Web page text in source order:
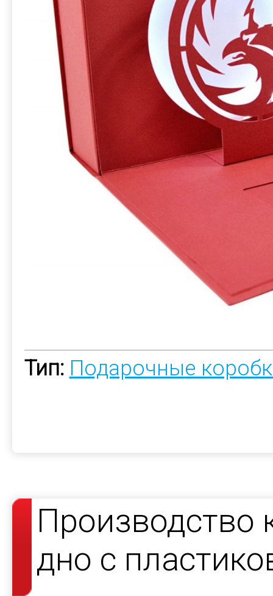
Тип: Подарочные
Производство
дно с